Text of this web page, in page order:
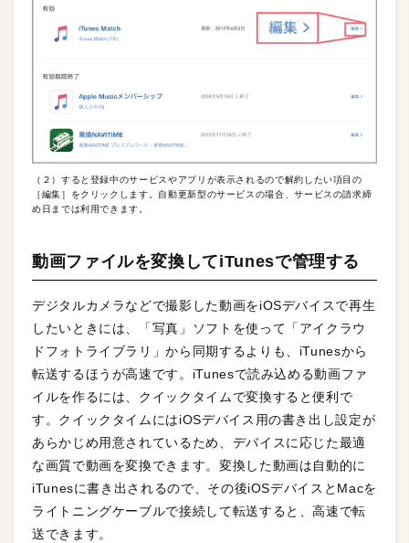
（２）すると登録中のサービスやアプリが表示されるので解約したい項目の
［編集］をクリックします。自動更新型のサービスの場合、サービスの請求締
め日までは利用できます。
動画ファイルを変換してiTunesで管理する
デジタルカメラなどで撮影した動画をiOSデバイスで再生
したいときには、「写真」ソフトを使って「アイクラウ
ドフォトライブラリ」から同期するよりも、iTunesから
転送するほうが高速です。iTunesで読み込める動画ファ
イルを作るには、クイックタイムで変換すると便利で
す。クイックタイムにはiOSデバイス用の書き出し設定が
あらかじめ用意されているため、デバイスに応じた最適
な画質で動画を変換できます。変換した動画は自動的に
iTunesに書き出されるので、その後iOSデバイスとMacを
ライトニングケーブルで接続して転送すると、高速で転
送できます。